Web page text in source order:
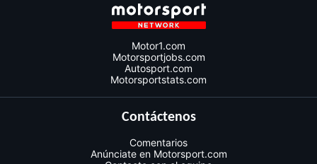
Motor1.com
Motorsportjobs.com
Autosport.com
Motorsportstats.com
Contáctenos
Comentarios
Anúnciate en Motorsport.com